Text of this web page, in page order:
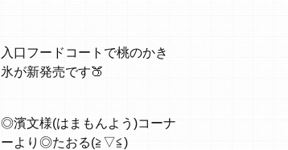
入口フードコートで桃のかき
氷が新発売です🍑
◎濱文様(はまもんよう)コーナ
ーより◎たおる(≧▽≦)